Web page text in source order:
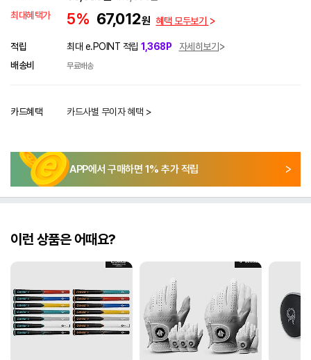
최대혜택가
5% 67,012원 혜택 모두보기
적립 최대 e.POINT 적립 1,368P
자세히보기
배송비
무료배송
카드혜택 카드사별 무이자 혜택 >
APP에서 구매하면 1% 추가 적립
이런 상품은 어때요?